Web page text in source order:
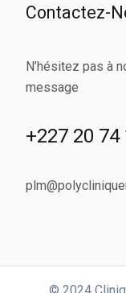
Contactez-
N’hésitez pas à
message
+227 20 74